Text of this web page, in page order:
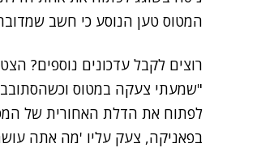
המטוס טען הנוסע כי חשב
רוצים לקבל עדכונים נוספים? הצטרפו
"שמעתי צעקה במטוס
לפתוח את הדלת האחורית של
בפאניקה, צעק עליו 'מה אתה